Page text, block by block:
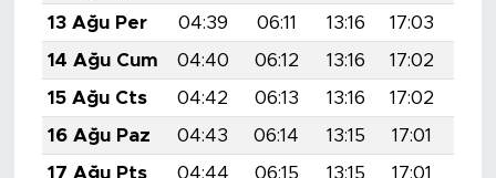
13 Ağu Per
04:39 06:11 13:16 17:03
14 Ağu Cum
04:40 06:12 13:16 17:02
15 Ağu Cts
04:42 06:13 13:16 17:02
16 Ağu Paz
04:43 06:14 13:15 17:01
17 Ağu Pts
04:44 06:15 13:15 17:01